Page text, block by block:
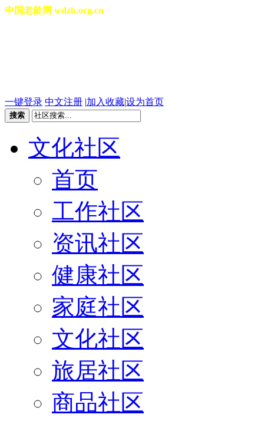
中国老龄网 wdzb.org.cn
一键登录 中文注册 |加入收藏|设为首页
搜索
文化社区
首页
工作社区
资讯社区
健康社区
家庭社区
文化社区
旅居社区
商品社区